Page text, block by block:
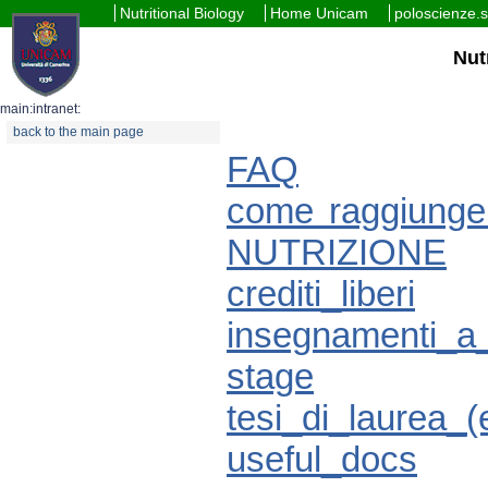
Nutritional Biology Home Unicam
main:intranet:
back to the main page
FAQ
come
NUTRIZIONE
crediti_liberi
stage
useful_docs